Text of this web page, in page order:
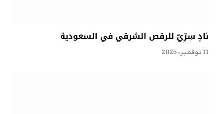
نادٍ سِرِّيّ للرقص الشرقي في السعودية
11 نوفمبر، 2025